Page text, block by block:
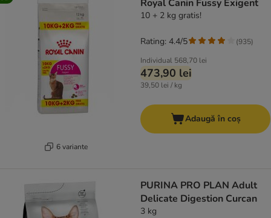
6 variante
Royal Canin Fussy Exigent
10 + 2 kg gratis!
Individual 568,70 lei
473,90 lei
39,50 lei / kg
Rating: 4.4/5 (935)
Adaugă în coș
PURINA PRO PLAN Adult
Delicate Digestion Curcan
3 kg